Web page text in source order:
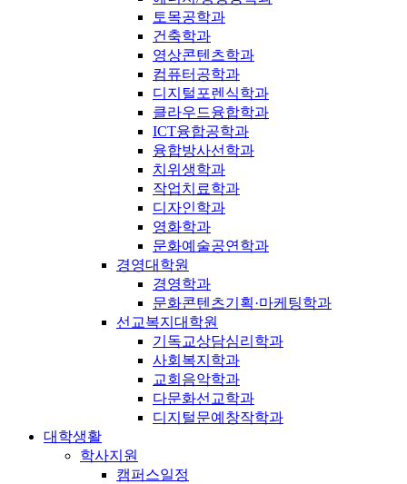
토목공학과
건축학과
영상콘텐츠학과
컴퓨터공학과
디지털포렌식학과
클라우드융합학과
ICT융합공학과
융합방사선학과
치위생학과
작업치료학과
디자인학과
영화학과
문화예술공연학과
경영대학원
경영학과
문화콘텐츠기획·마케팅학과
선교복지대학원
기독교상담심리학과
사회복지학과
교회음악학과
다문화선교학과
디지털문예창작학과
대학생활
학사지원
캠퍼스일정